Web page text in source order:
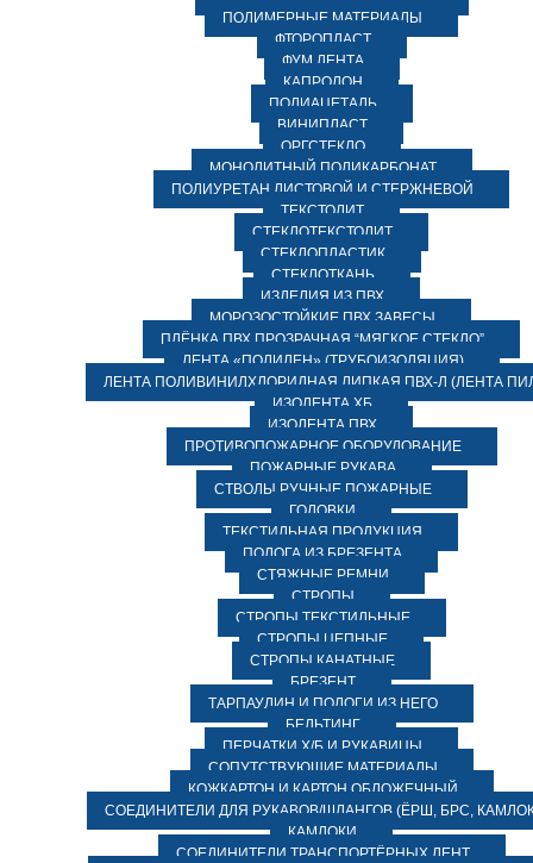
ПОЛИМЕРНЫЕ МАТЕРИАЛЫ
ФТОРОПЛАСТ
ФУМ ЛЕНТА
КАПРОЛОН
ПОЛИАЦЕТАЛЬ
ВИНИПЛАСТ
ОРГСТЕКЛО
МОНОЛИТНЫЙ ПОЛИКАРБОНАТ
ПОЛИУРЕТАН ЛИСТОВОЙ И СТЕРЖНЕВОЙ
ТЕКСТОЛИТ
СТЕКЛОТЕКСТОЛИТ
СТЕКЛОПЛАСТИК
СТЕКЛОТКАНЬ
ИЗДЕЛИЯ ИЗ ПВХ
МОРОЗОСТОЙКИЕ ПВХ ЗАВЕСЫ
ПЛЁНКА ПВХ ПРОЗРАЧНАЯ “МЯГКОЕ СТЕКЛО”
ЛЕНТА «ПОЛИЛЕН» (ТРУБОИЗОЛЯЦИЯ)
ЛЕНТА ПОЛИВИНИЛХЛОРИДНАЯ ЛИПКАЯ ПВХ-Л (ЛЕНТА
ИЗОЛЕНТА ХБ
ИЗОЛЕНТА ПВХ
ПРОТИВОПОЖАРНОЕ ОБОРУДОВАНИЕ
ПОЖАРНЫЕ РУКАВА
СТВОЛЫ РУЧНЫЕ ПОЖАРНЫЕ
ГОЛОВКИ
ТЕКСТИЛЬНАЯ ПРОДУКЦИЯ
ПОЛОГА ИЗ БРЕЗЕНТА
СТЯЖНЫЕ РЕМНИ
СТРОПЫ
СТРОПЫ ТЕКСТИЛЬНЫЕ
СТРОПЫ ЦЕПНЫЕ
СТРОПЫ КАНАТНЫЕ
БРЕЗЕНТ
ТАРПАУЛИН И ПОЛОГИ ИЗ НЕГО
БЕЛЬТИНГ
ПЕРЧАТКИ Х/Б И РУКАВИЦЫ
СОПУТСТВУЮЩИЕ МАТЕРИАЛЫ
КОЖКАРТОН И КАРТОН ОБЛОЖЕЧНЫЙ
СОЕДИНИТЕЛИ ДЛЯ РУКАВОВ/ШЛАНГОВ (ЁРШ, БРС,
КАМЛОКИ
СОЕДИНИТЕЛИ ТРАНСПОРТЁРНЫХ ЛЕНТ